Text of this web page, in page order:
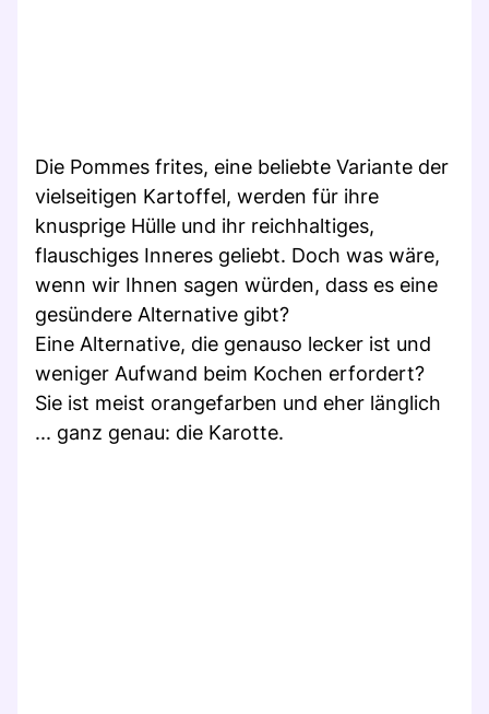
Die Pommes frites, eine beliebte Variante der
vielseitigen Kartoffel, werden für ihre
knusprige Hülle und ihr reichhaltiges,
flauschiges Inneres geliebt. Doch was wäre,
wenn wir Ihnen sagen würden, dass es eine
gesündere Alternative gibt?
Eine Alternative, die genauso lecker ist und
weniger Aufwand beim Kochen erfordert?
Sie ist meist orangefarben und eher länglich
... ganz genau: die Karotte.